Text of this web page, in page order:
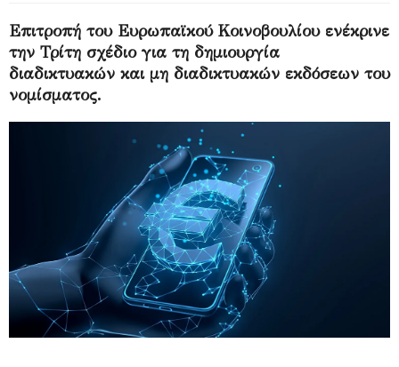
Επιτροπή του Ευρωπαϊκού Κοινοβουλίου ενέκρινε
την Τρίτη σχέδιο για τη δημιουργία
διαδικτυακών και μη διαδικτυακών εκδόσεων του
νομίσματος.